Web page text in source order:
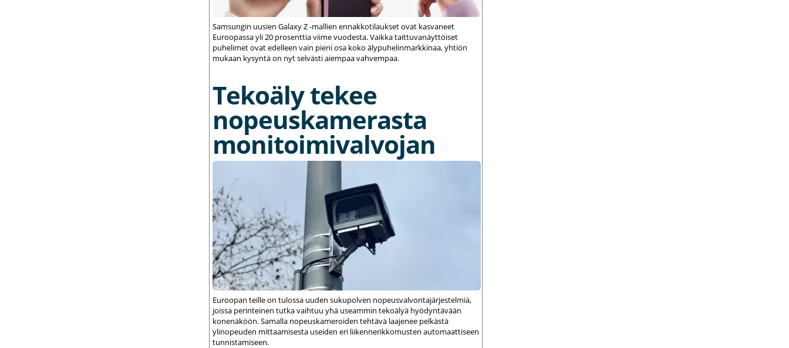
Samsungin uusien Galaxy Z -mallien ennakkotilaukset ovat kasvaneet
Euroopassa yli 20 prosenttia viime vuodesta. Vaikka taittuvanäyttöiset
puhelimet ovat edelleen vain pieni osa koko älypuhelinmarkkinaa, yhtiön
mukaan kysyntä on nyt selvästi aiempaa vahvempaa.
Tekoäly tekee
nopeuskamerasta
monitoimivalvojan
Euroopan teille on tulossa uuden sukupolven nopeusvalvontajärjestelmiä,
joissa perinteinen tutka vaihtuu yhä useammin tekoälyä hyödyntävään
konenäköön. Samalla nopeuskameroiden tehtävä laajenee pelkästä
ylinopeuden mittaamisesta useiden eri liikennerikkomusten automaattiseen
tunnistamiseen.